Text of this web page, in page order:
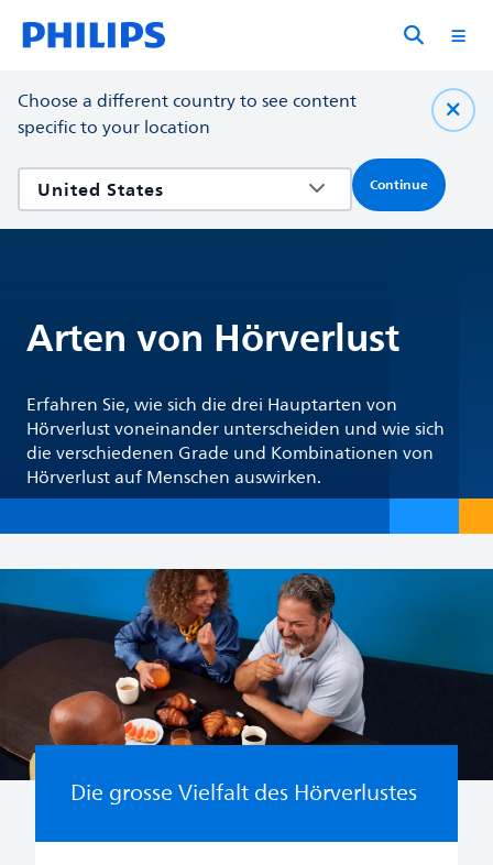
Choose a different country to see content
specific to your location
Continue
Arten von Hörverlust
Erfahren Sie, wie sich die drei Hauptarten von
Hörverlust voneinander unterscheiden und wie sich
die verschiedenen Grade und Kombinationen von
Hörverlust auf Menschen auswirken.
Die grosse Vielfalt des Hörverlustes